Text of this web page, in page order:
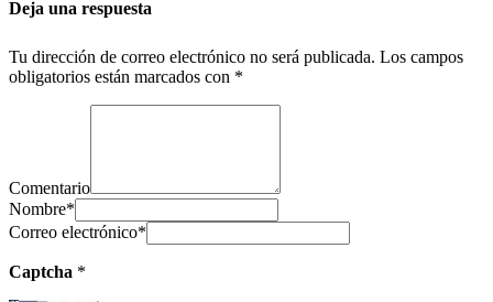
Deja una respuesta
Tu dirección de correo electrónico no será publicada. Los campos
obligatorios están marcados con *
Comentario
Nombre*
Correo electrónico*
Captcha *